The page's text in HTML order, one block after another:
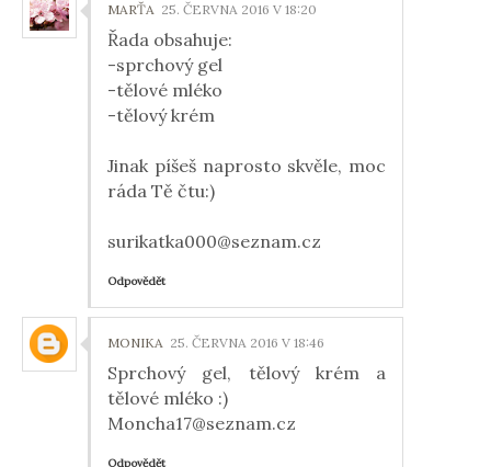
MARŤA 25. ČERVNA 2016 V 18:20
Řada obsahuje:
-sprchový gel
-tělové mléko
-tělový krém
Jinak píšeš naprosto skvěle, moc
ráda Tě čtu:)
surikatka000@seznam.cz
Odpovědět
MONIKA 25. ČERVNA 2016 V 18:46
Sprchový gel, tělový krém a
tělové mléko :)
Moncha17@seznam.cz
Odpovědět